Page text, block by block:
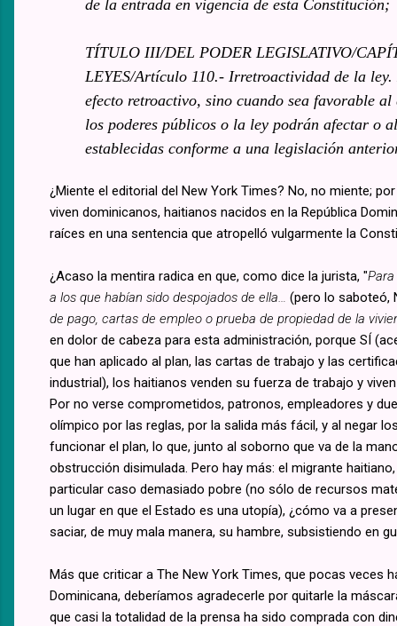
de la entrada en vigencia de esta Constitución;
TÍTULO III/DEL PODER LEGISLATIVO/
LEYES/Artículo 110.- Irretroactividad de la
efecto retroactivo, sino cuando sea favorable
los poderes públicos o la ley podrán afectar o
establecidas conforme a una legislación
¿Miente el editorial del New York Times? No, no miente;
viven dominicanos, haitianos nacidos en la República
raíces en una sentencia que atropelló vulgarmente la
¿Acaso la mentira radica en que, como dice la jurista, "
a los que habían sido despojados de ella…
(pero lo saboteó,
de pago, cartas de empleo o prueba de propiedad de la
en dolor de cabeza para esta administración, porque SÍ
que han aplicado al plan, las cartas de trabajo y las
industrial), los haitianos venden su fuerza de trabajo y
Por no verse comprometidos, patronos, empleadores y
olímpico por las reglas, por la salida más fácil, y al negar
funcionar el plan, lo que, junto al soborno que va de la
obstrucción disimulada. Pero hay más: el migrante
particular caso demasiado pobre (no sólo de recursos
un lugar en que el Estado es una utopía), ¿cómo va a
saciar, de muy mala manera, su hambre, subsistiendo en
Más que criticar a The New York Times, que pocas veces
Dominicana, deberíamos agradecerle por quitarle la
que casi la totalidad de la prensa ha sido comprada con